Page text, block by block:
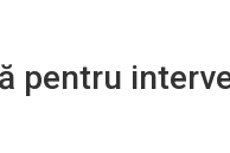
pentru